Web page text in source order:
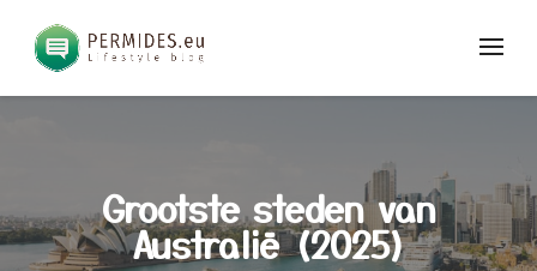
Grootste steden van
Australië (2025)